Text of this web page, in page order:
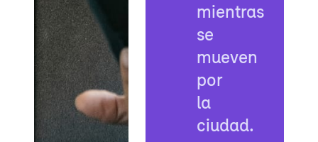
mientras
se
mueven
por
la
ciudad.